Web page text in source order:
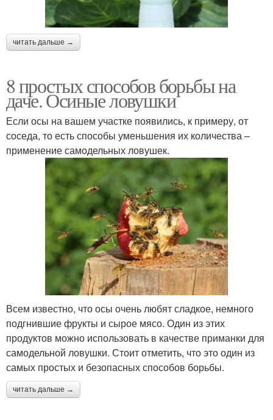
читать дальше →
8 простых способов борьбы на
даче. Осиные ловушки
Если осы на вашем участке появились, к примеру, от
соседа, то есть способы уменьшения их количества –
применение самодельных ловушек.
Всем известно, что осы очень любят сладкое, немного
подгнившие фрукты и сырое мясо. Один из этих
продуктов можно использовать в качестве приманки для
самодельной ловушки. Стоит отметить, что это один из
самых простых и безопасных способов борьбы.
читать дальше →